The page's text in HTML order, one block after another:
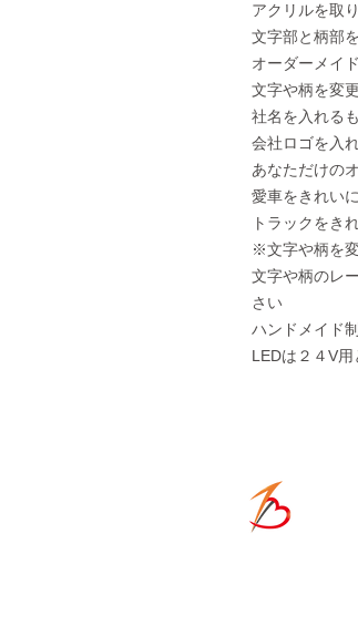
アクリルを取
文字部と柄部
オーダーメイ
文字や柄を変
社名を入れる
会社ロゴを入
あなただけの
愛車をきれい
トラックをき
※文字や柄を
文字や柄のレ
さい
ハンドメイド
LEDは２４V